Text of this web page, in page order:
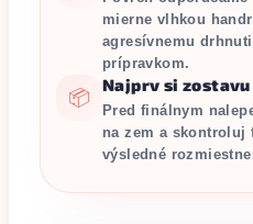
mierne vlhkou
agresívnemu
prípravkom.
📦
Najprv si
Pred finálnym
na zem a skontroluj
výsledné